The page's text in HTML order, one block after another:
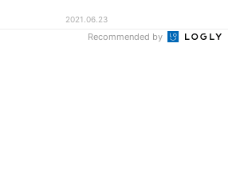
2021.06.23
Recommended by